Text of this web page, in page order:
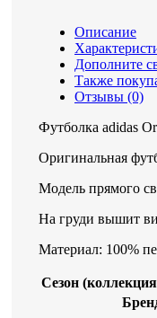
Описание
Дополните
Также
Отзывы (0)
Футболка adidas
Оригинальная
Модель прямого
На груди вышит
Материал: 100%
Сезон